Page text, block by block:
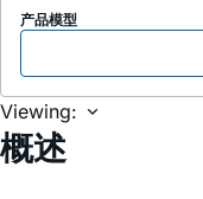
产品模型
Viewing:
概述